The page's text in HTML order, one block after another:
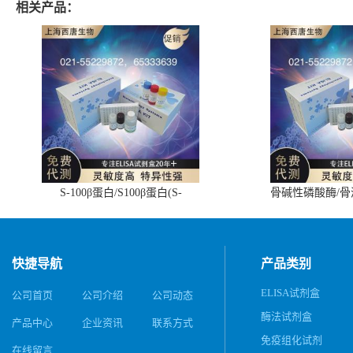
相关产品：
S-100β蛋白/S100β蛋白(S-
骨碱性磷酸酶/
快捷导航
公司首页 公司介绍 公司动态
产品中心 企业资讯 联系方式
在线留言
产品类别
ELISA试剂盒
酶法试剂盒
免疫组化试剂